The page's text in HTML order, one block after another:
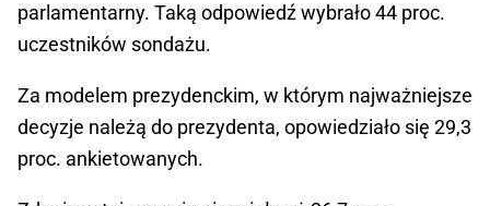
parlamentarny. Taką odpowiedź wybrało 44 proc.
uczestników sondażu.
Za modelem prezydenckim, w którym najważniejsze
decyzje należą do prezydenta, opowiedziało się 29,3
proc. ankietowanych.